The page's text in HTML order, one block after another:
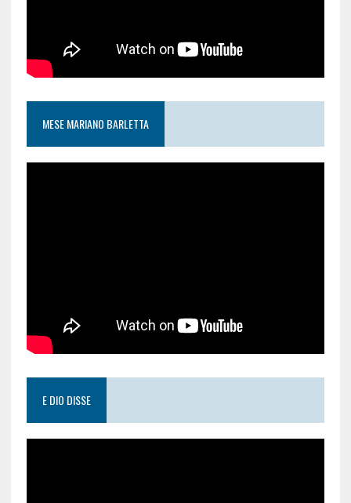
MESE MARIANO BARLETTA
E DIO DISSE